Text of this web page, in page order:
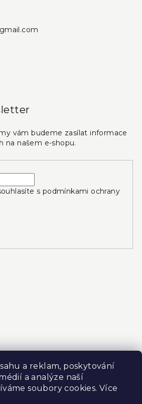
a reklam, poskytování
a analýze naší
soubory cookies. Více
gmail.com
vám budeme zasílat informace
na našem e-shopu.
s podmínkami ochrany